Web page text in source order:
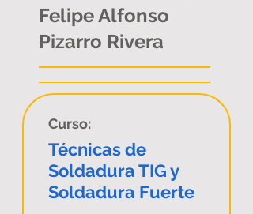
Felipe Alfonso
Pizarro Rivera
Curso:
Técnicas de
Soldadura TIG y
Soldadura Fuerte